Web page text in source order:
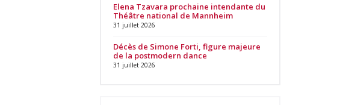
Elena Tzavara prochaine intendante du
Théâtre national de Mannheim
31 juillet 2026
Décès de Simone Forti, figure majeure
de la postmodern dance
31 juillet 2026